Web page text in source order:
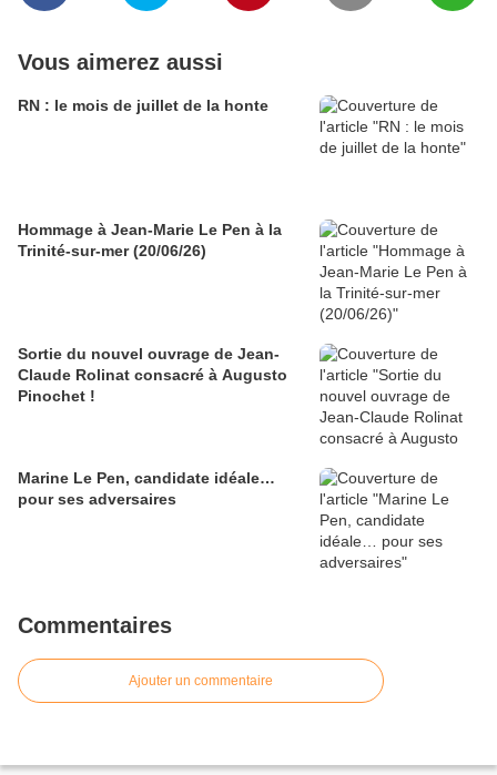
Vous aimerez aussi
RN : le mois de juillet de la honte
Hommage à Jean-Marie Le Pen à la
Trinité-sur-mer (20/06/26)
Sortie du nouvel ouvrage de Jean-
Claude Rolinat consacré à Augusto
Pinochet !
Marine Le Pen, candidate idéale…
pour ses adversaires
Commentaires
Ajouter un commentaire